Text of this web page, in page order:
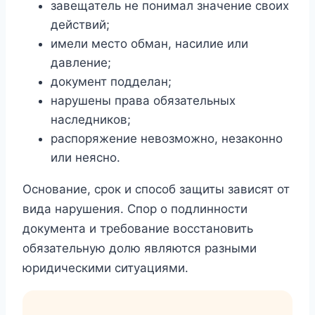
завещатель не понимал значение своих
действий;
имели место обман, насилие или
давление;
документ подделан;
нарушены права обязательных
наследников;
распоряжение невозможно, незаконно
или неясно.
Основание, срок и способ защиты зависят от
вида нарушения. Спор о подлинности
документа и требование восстановить
обязательную долю являются разными
юридическими ситуациями.